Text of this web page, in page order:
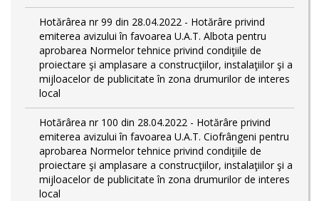
Hotărârea nr 99 din 28.04.2022 - Hotărâre privind
emiterea avizului în favoarea U.A.T. Albota pentru
aprobarea Normelor tehnice privind condiţiile de
proiectare şi amplasare a construcţiilor, instalaţiilor şi a
mijloacelor de publicitate în zona drumurilor de interes
local
Hotărârea nr 100 din 28.04.2022 - Hotărâre privind
emiterea avizului în favoarea U.A.T. Ciofrângeni pentru
aprobarea Normelor tehnice privind condiţiile de
proiectare şi amplasare a construcţiilor, instalaţiilor şi a
mijloacelor de publicitate în zona drumurilor de interes
local